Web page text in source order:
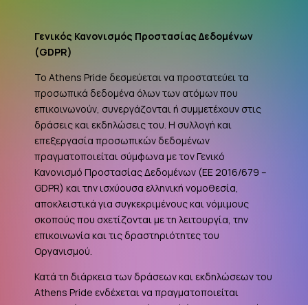
Γενικός Κανονισμός Προστασίας Δεδομένων
(GDPR)
Το Athens Pride δεσμεύεται να προστατεύει τα
προσωπικά δεδομένα όλων των ατόμων που
επικοινωνούν, συνεργάζονται ή συμμετέχουν στις
δράσεις και εκδηλώσεις του. Η συλλογή και
επεξεργασία προσωπικών δεδομένων
πραγματοποιείται σύμφωνα με τον Γενικό
Κανονισμό Προστασίας Δεδομένων (ΕΕ 2016/679 –
GDPR) και την ισχύουσα ελληνική νομοθεσία,
αποκλειστικά για συγκεκριμένους και νόμιμους
σκοπούς που σχετίζονται με τη λειτουργία, την
επικοινωνία και τις δραστηριότητες του
Οργανισμού.
Κατά τη διάρκεια των δράσεων και εκδηλώσεων του
Athens Pride ενδέχεται να πραγματοποιείται